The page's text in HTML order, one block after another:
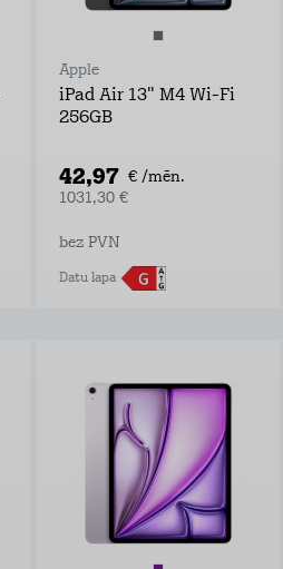
Apple
iPad Air 13" M4 Wi-Fi
256GB
42,97 € /mēn.
1031,30 €
bez PVN
Datu lapa